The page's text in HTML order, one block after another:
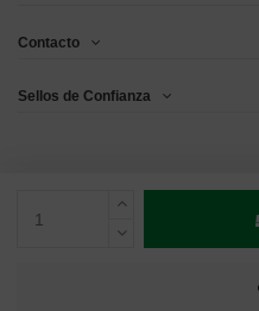
Contacto
Sellos de Confianza